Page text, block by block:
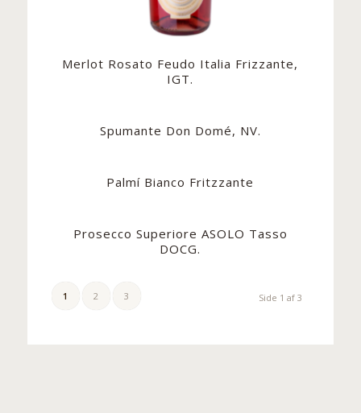
Merlot Rosato Feudo Italia Frizzante,
IGT.
Spumante Don Domé, NV.
Palmí Bianco Fritzzante
Prosecco Superiore ASOLO Tasso
DOCG.
Side 1 af 3
1 2 3